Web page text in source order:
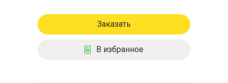
Заказать
В избранное